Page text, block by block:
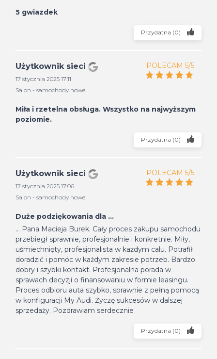
5 gwiazdek
Przydatna (0)
Użytkownik sieci
17 stycznia 2025 17:11
Salon - samochody nowe
POLECAM 5/5
Miła i rzetelna obsługa. Wszystko na najwyższym
poziomie.
Przydatna (0)
Użytkownik sieci
17 stycznia 2025 17:06
Salon - samochody nowe
POLECAM 5/5
Duże podziękowania dla ...
... Pana Macieja Burek. Cały proces zakupu samochodu
przebiegł sprawnie, profesjonalnie i konkretnie. Miły,
uśmiechnięty, profesjonalista w każdym calu. Potrafił
doradzić i pomóc w każdym zakresie potrzeb. Bardzo
dobry i szybki kontakt. Profesjonalna porada w
sprawach decyzji o finansowaniu w formie leasingu.
Proces odbioru auta szybko, sprawnie z pełną pomocą
w konfiguracji My Audi. Życzę sukcesów w dalszej
sprzedaży. Pozdrawiam serdecznie
Przydatna (0)